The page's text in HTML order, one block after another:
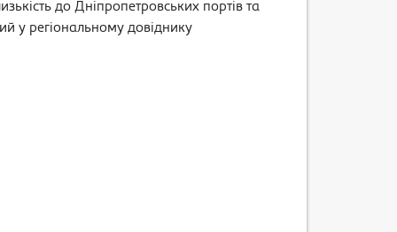
до Дніпропетровських портів та
у регіональному довіднику